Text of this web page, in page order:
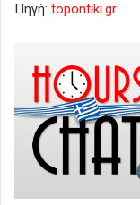
Πηγή: topontiki.gr